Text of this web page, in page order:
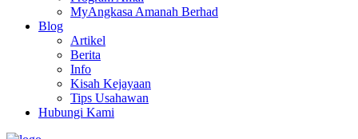
MyAngkasa Amanah Berhad
Blog
Artikel
Berita
Info
Kisah Kejayaan
Tips Usahawan
Hubungi Kami